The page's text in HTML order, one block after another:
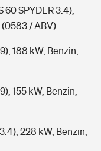
60 SPYDER 3.4),
(0583 / ABV)
188 kW, Benzin,
155 kW, Benzin,
228 kW, Benzin,